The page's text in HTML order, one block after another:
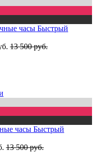
Быстрый
13 500 руб.
Быстрый
13 500 руб.